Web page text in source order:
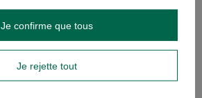
Je rejette tout
Je confirme que tous